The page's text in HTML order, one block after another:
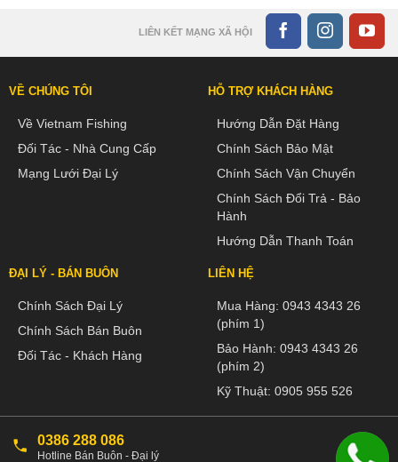
LIÊN KẾT MẠNG XÃ HỘI
VỀ CHÚNG TÔI
Về Vietnam Fishing
Đối Tác - Nhà Cung Cấp
Mạng Lưới Đại Lý
HỖ TRỢ KHÁCH HÀNG
Hướng Dẫn Đặt Hàng
Chính Sách Bảo Mật
Chính Sách Vận Chuyển
Chính Sách Đổi Trả - Bảo
Hành
Hướng Dẫn Thanh Toán
ĐẠI LÝ - BÁN BUÔN
Chính Sách Đại Lý
Chính Sách Bán Buôn
Đối Tác - Khách Hàng
LIÊN HỆ
Mua Hàng: 0943 4343 26
(phím 1)
Bảo Hành: 0943 4343 26
(phím 2)
Kỹ Thuật: 0905 955 526
0386 288 086
Hotline Bán Buôn - Đại lý